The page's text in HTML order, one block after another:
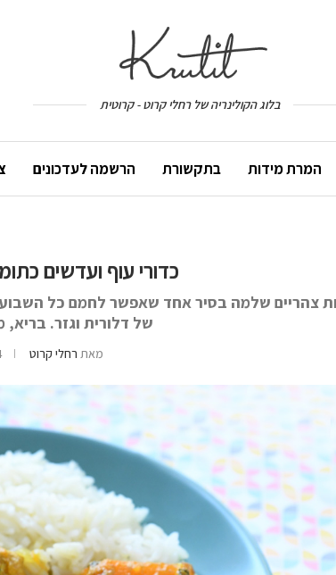
בלוג הקולינריה של רחלי קרוט - קרוטית
המרת מידות בתקשורת הרשמה לעדכונים
כדורי עוף ועדשים
צהריים שלמה בסיר אחד שאפשר לחמם כל
של דלורית וגזר.
מאת רחלי קרוט